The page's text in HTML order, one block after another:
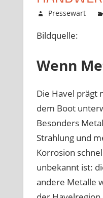
Februar 12, 2026
Pressewart
Bildquelle:
Wenn
Die Havel prägt
dem Boot
Besonders
Strahlung und
Korrosion
unbekannt ist:
andere Metalle